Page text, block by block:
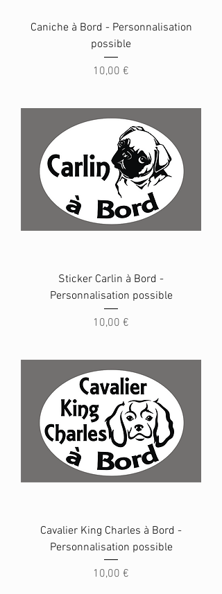
Caniche à Bord - Personnalisation
possible
Prix
10,00 €
Sticker Carlin à Bord -
Personnalisation possible
Prix
10,00 €
Cavalier King Charles à Bord -
Personnalisation possible
Prix
10,00 €